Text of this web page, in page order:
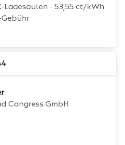
Ladesäulen - 53,55 ct/kWh
Gebühr
Congress GmbH